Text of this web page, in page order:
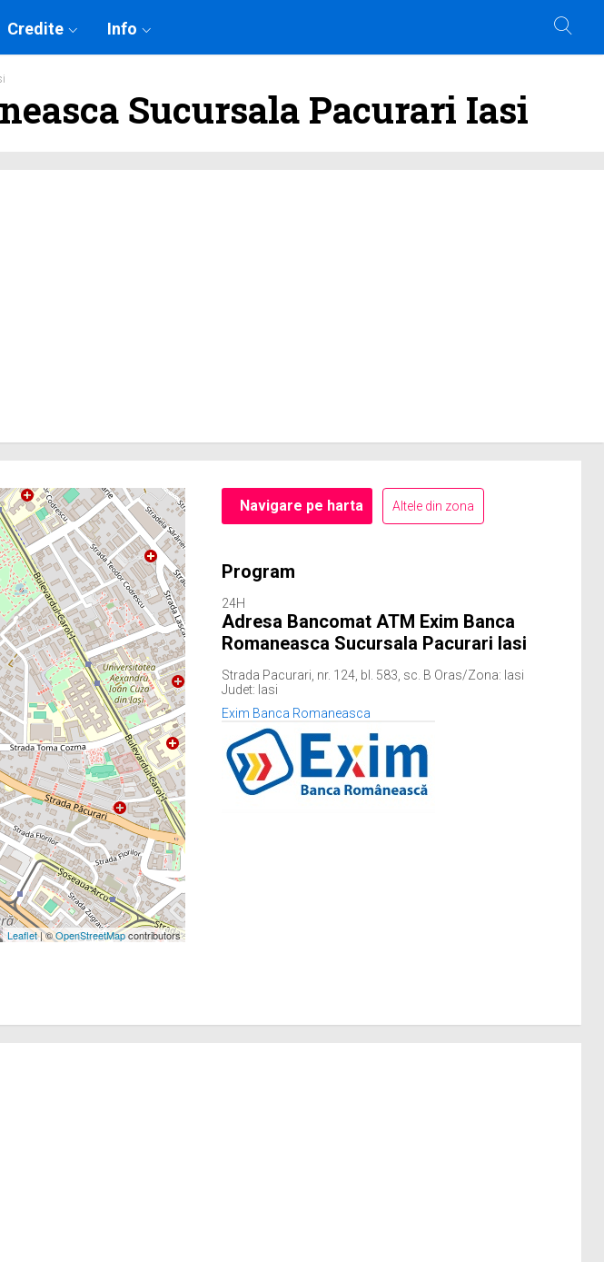
Credite Info
Sucursala Pacurari Iasi
Leaflet| ©OpenStreetMapcontributors
Navigare pe harta Altele din zona
Program
24H
Adresa Bancomat ATM Exim Banca
Romaneasca Sucursala Pacurari Iasi
Strada Pacurari, nr. 124, bl. 583, sc. B Oras/Zona: Iasi
Judet: Iasi
Exim Banca Romaneasca